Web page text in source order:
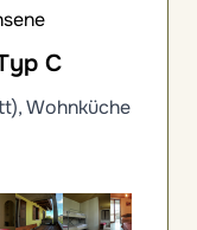
C
Wohnküche